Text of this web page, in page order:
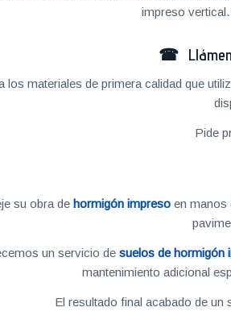
impreso
☎
los materiales de primera calidad que
Pide
su obra de hormigón impresoen manos
un servicio de suelos de hormigón
mantenimiento adicional
El resultado final acabado de